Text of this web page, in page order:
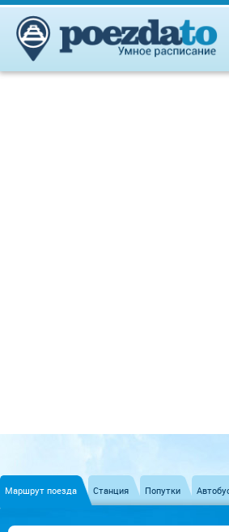
Маршрут поезда Станция Попутки